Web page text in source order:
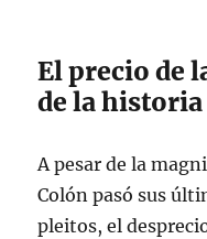
El precio de
de la historia
A pesar de la
Colón pasó sus
pleitos, el